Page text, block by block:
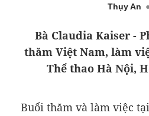
Thụy An
Bà Claudia Kaiser -
thăm Việt Nam, làm
Thể thao Hà Nội,
Buổi thăm và làm việc